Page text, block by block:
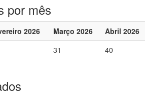
por mês
2026 Março 2026 Abril 2026
31 40